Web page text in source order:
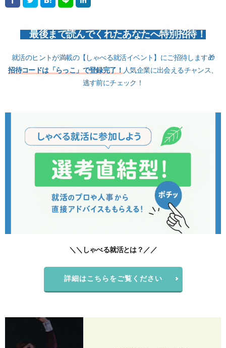
最後まで読んでくれたあなたへ特別招待！
就活のヒントが満載の【しゃべる就活イベント】にご招待します🎁
招待コードは「らっこ」で登録完了！ 人気企業に出会えるチャンス、
逃す前にチェック！
＼＼しゃべる就活とは？／／
詳細はこちらをご覧ください